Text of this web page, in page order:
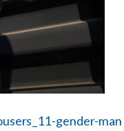
gender-man